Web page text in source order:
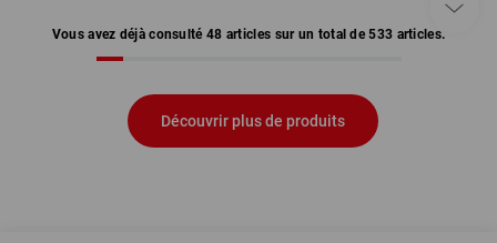
Vous avez déjà consulté 48 articles sur un total de 533 articles.
Découvrir plus de produits